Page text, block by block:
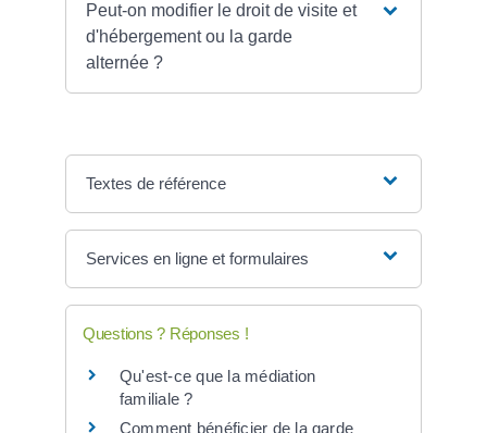
Peut-on modifier le droit de visite et
d'hébergement ou la garde
alternée ?
Textes de référence
Services en ligne et formulaires
Questions ? Réponses !
Qu'est-ce que la médiation
familiale ?
Comment bénéficier de la garde